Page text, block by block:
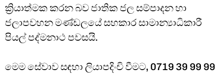
ක්‍රියාත්මක කරන බව ජාතික ජල සම්පාදන හා
ජලාපවහන මණ්ඩලයේ සහකාර සාමාන්‍යාධිකාරී
පියල් පද්මනාථ පවසයි.
මෙම සේවාව සඳහා ලියාපදිංචි වීමට, 0719 39 99 99